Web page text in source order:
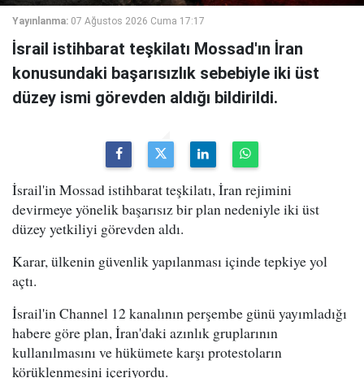
Yayınlanma: 07 Ağustos 2026 Cuma 17:17
İsrail istihbarat teşkilatı Mossad'ın İran
konusundaki başarısızlık sebebiyle iki üst
düzey ismi görevden aldığı bildirildi.
İsrail'in Mossad istihbarat teşkilatı, İran rejimini
devirmeye yönelik başarısız bir plan nedeniyle iki üst
düzey yetkiliyi görevden aldı.
Karar, ülkenin güvenlik yapılanması içinde tepkiye yol
açtı.
İsrail'in Channel 12 kanalının perşembe günü yayımladığı
habere göre plan, İran'daki azınlık gruplarının
kullanılmasını ve hükümete karşı protestoların
körüklenmesini içeriyordu.